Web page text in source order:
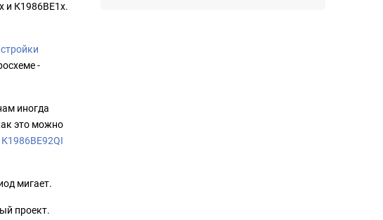
и К1986ВЕ1x.
-
иногда
это можно
К1986ВЕ92QI
мигает.
проект.